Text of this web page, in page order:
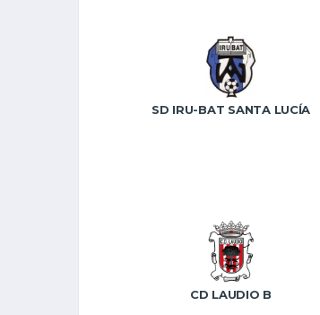
SD IRU-BAT SANTA LUCÍA
CD LAUDIO B